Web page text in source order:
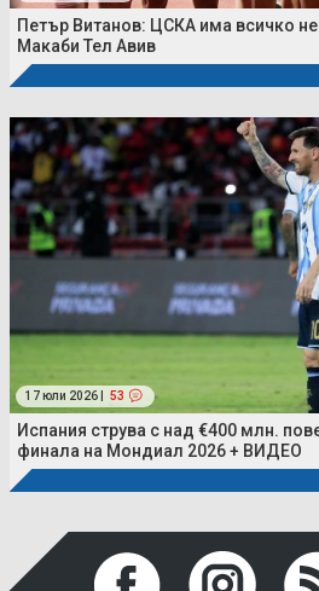
Петър Витанов: ЦСКА има всичко
Макаби Тел Авив
17 юли 2026 | 53
Испания струва с над €400 млн.
финала на Мондиал 2026 + ВИДЕО